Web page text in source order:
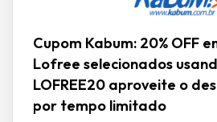
Cupom Kabum: 20% OFF
Lofree selecionados
LOFREE20 aproveite o
por tempo limitado